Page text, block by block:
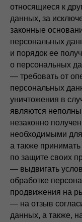
относящиеся к
данных, за
законные
персональных
и порядок ее
о персональных
— требовать от
персональных
уничтожения в
являются
незаконно
необходимыми
а также
по защите своих
— выдвигать
обработке
продвижения на
— на отзыв
данных, а также,